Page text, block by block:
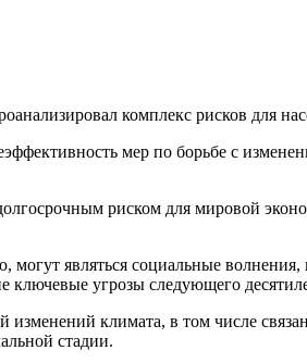
комплекс рисков для
мер по борьбе с
риском для мировой
являться социальные
ключевые угрозы следующего
климата, в том числе
стадии.